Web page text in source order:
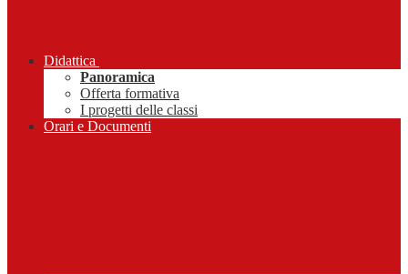
Didattica
Panoramica
Offerta formativa
I progetti delle classi
Orari e Documenti